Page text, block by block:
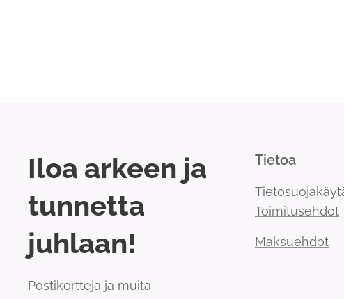
Iloa arkeen ja
tunnetta
juhlaan!
Postikortteja ja muita
Tietoa
Toimitusehdot
Maksuehdot